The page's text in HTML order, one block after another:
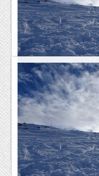
Maifemcim.cat
Esquí de
Encetem
Pimorent. Dissabte, a
al Pedrons (8 km,
Pass@muntanyes